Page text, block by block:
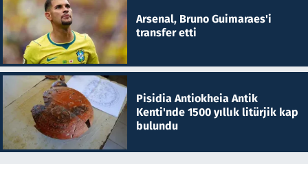
Arsenal, Bruno Guimaraes'i
transfer etti
Pisidia Antiokheia Antik
Kenti'nde 1500 yıllık litürjik kap
bulundu